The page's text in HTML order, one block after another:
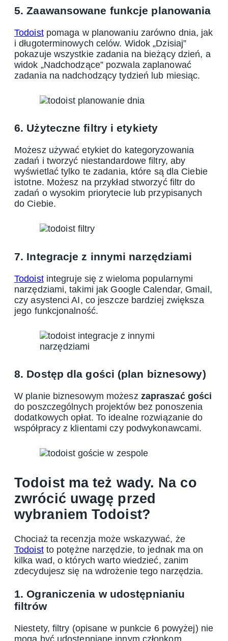
5. Zaawansowane funkcje planowania
Todoistpomaga w planowaniu zarówno dnia, jak
i długoterminowych celów. Widok „Dzisiaj”
pokazuje wszystkie zadania na bieżący dzień, a
widok „Nadchodzące” pozwala zaplanować
zadania na nadchodzący tydzień lub miesiąc.
6. Użyteczne filtry i etykiety
Możesz używać etykiet do kategoryzowania
zadań i tworzyć niestandardowe filtry, aby
wyświetlać tylko te zadania, które są dla Ciebie
istotne. Możesz na przykład stworzyć filtr do
zadań o wysokim priorytecie lub przypisanych
do Ciebie.
7. Integracje z innymi narzędziami
Todoistintegruje się z wieloma popularnymi
narzędziami, takimi jak Google Calendar, Gmail,
czy asystenci AI, co jeszcze bardziej zwiększa
jego funkcjonalność.
8. Dostęp dla gości (plan biznesowy)
W planie biznesowym możesz zapraszać gości
do poszczególnych projektów bez ponoszenia
dodatkowych opłat. To idealne rozwiązanie do
współpracy z klientami czy podwykonawcami.
Todoist ma też wady. Na co
zwrócić uwagę przed
wybraniem Todoist?
Chociaż ta recenzja może wskazywać, że
Todoistto potężne narzędzie, to jednak ma on
kilka wad, o których warto wiedzieć, zanim
zdecydujesz się na wdrożenie tego narzędzia.
1. Ograniczenia w udostępnianiu
filtrów
Niestety, filtry (opisane w punkcie 6 powyżej) nie
mogą być udostępniane innym członkom